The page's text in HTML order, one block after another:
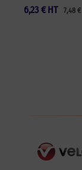
6,23 € 7,48 €
HT